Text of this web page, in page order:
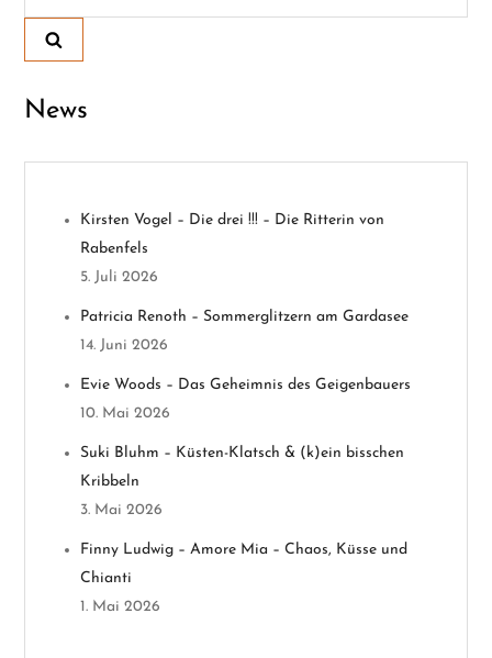
r
g
s
n
v
a
News
Kirsten Vogel – Die drei !!! – Die Ritterin von
Rabenfels
5. Juli 2026
Patricia Renoth – Sommerglitzern am Gardasee
14. Juni 2026
Evie Woods – Das Geheimnis des Geigenbauers
10. Mai 2026
Suki Bluhm – Küsten-Klatsch & (k)ein bisschen
Kribbeln
3. Mai 2026
Finny Ludwig – Amore Mia – Chaos, Küsse und
Chianti
1. Mai 2026